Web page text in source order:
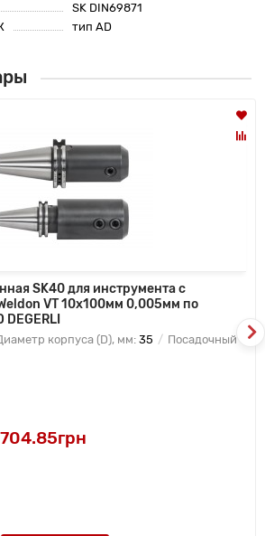
SK DIN69871
тип AD
SK40 для инструмента с
VT 10x100мм 0,005мм по
корпуса (D), мм: 35
Посадочный